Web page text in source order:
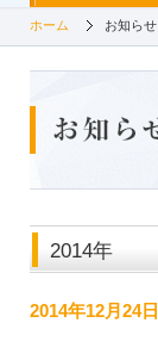
ホーム お知らせ
2014年
2014年12月24日